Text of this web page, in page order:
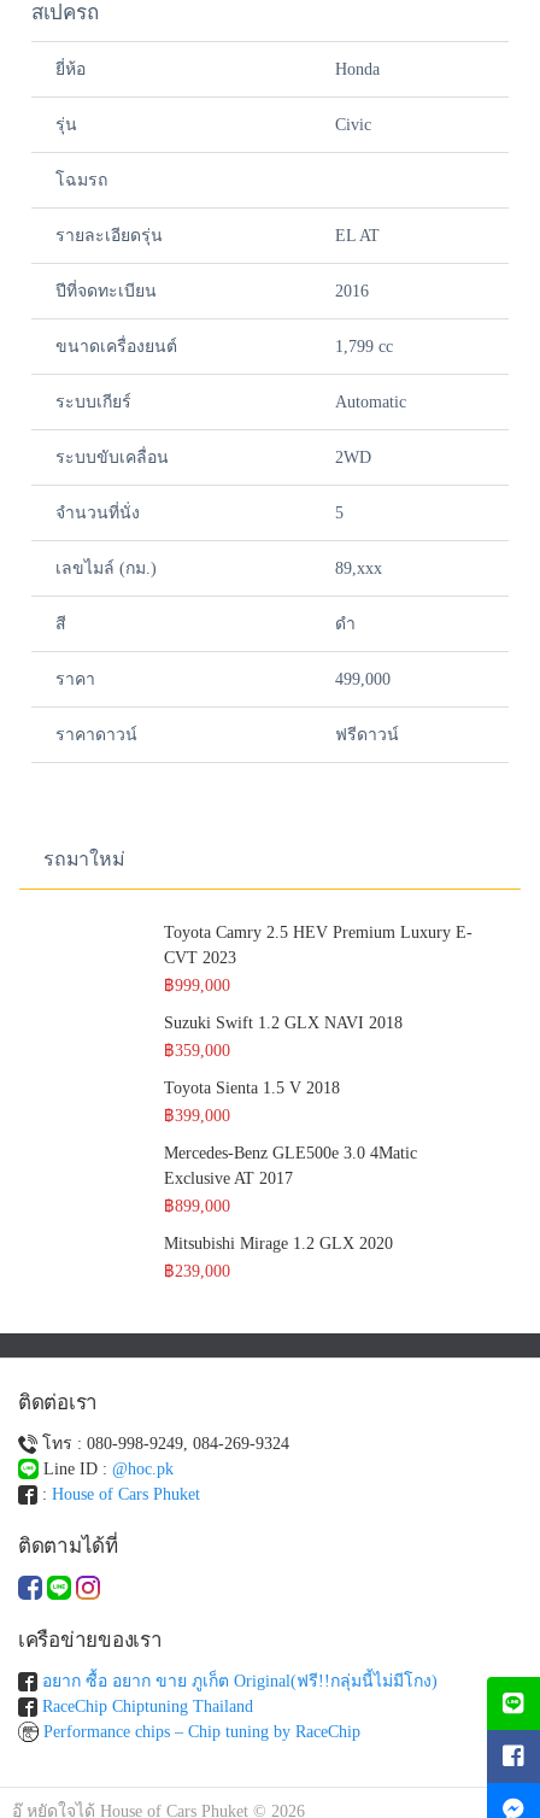
สเปครถ
ยี่ห้อ Honda
รุ่น Civic
โฉมรถ
รายละเอียดรุ่น EL AT
ปีที่จดทะเบียน 2016
ขนาดเครื่องยนต์ 1,799 cc
ระบบเกียร์ Automatic
ระบบขับเคลื่อน 2WD
จำนวนที่นั่ง 5
เลขไมล์ (กม.) 89,xxx
สี ดำ
ราคา 499,000
ราคาดาวน์ ฟรีดาวน์
รถมาใหม่
Toyota Camry 2.5 HEV Premium Luxury E-
CVT 2023
฿999,000
Suzuki Swift 1.2 GLX NAVI 2018
฿359,000
Toyota Sienta 1.5 V 2018
฿399,000
Mercedes-Benz GLE500e 3.0 4Matic
Exclusive AT 2017
฿899,000
Mitsubishi Mirage 1.2 GLX 2020
฿239,000
ติดต่อเรา
โทร : 080-998-9249, 084-269-9324
Line ID : @hoc.pk
: House of Cars Phuket
ติดตามได้ที่
เครือข่ายของเรา
อยาก ซื้อ อยาก ขาย ภูเก็ต Original(ฟรี!!กลุ่มนี้ไม่มีโกง)
RaceChip Chiptuning Thailand
Performance chips – Chip tuning by RaceChip
อุ๊ หยัดใจได้ House of Cars Phuket © 2026